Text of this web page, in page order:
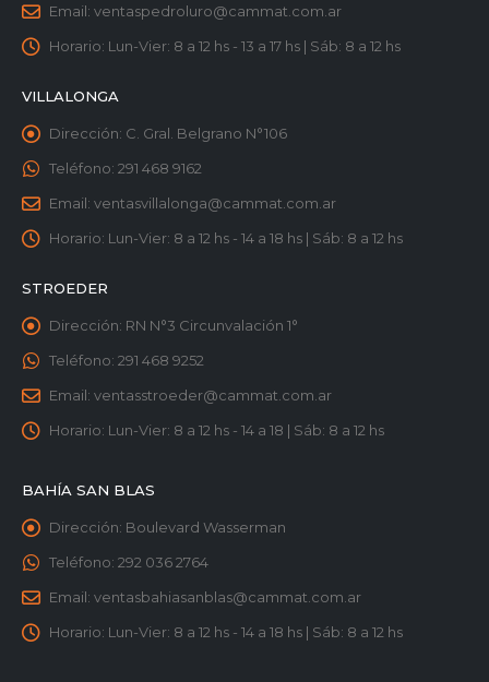
Email: ventaspedroluro@cammat.com.ar
Horario: Lun-Vier: 8 a 12 hs - 13 a 17 hs | Sáb: 8 a 12 hs
VILLALONGA
Dirección: C. Gral. Belgrano N°106
Teléfono: 291 468 9162
Email: ventasvillalonga@cammat.com.ar
Horario: Lun-Vier: 8 a 12 hs - 14 a 18 hs | Sáb: 8 a 12 hs
STROEDER
Dirección: RN N°3 Circunvalación 1°
Teléfono: 291 468 9252
Email: ventasstroeder@cammat.com.ar
Horario: Lun-Vier: 8 a 12 hs - 14 a 18 | Sáb: 8 a 12 hs
BAHÍA SAN BLAS
Dirección: Boulevard Wasserman
Teléfono: 292 036 2764
Email: ventasbahiasanblas@cammat.com.ar
Horario: Lun-Vier: 8 a 12 hs - 14 a 18 hs | Sáb: 8 a 12 hs